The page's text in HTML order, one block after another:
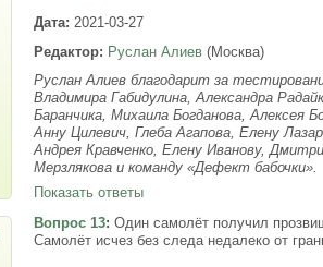
Дата: 2021-03-27
Редактор: Руслан Алиев (Москва)
Руслан Алиев благодарит за
Владимира Габидулина, Александра
Баранчика, Михаила Богданова, Алексея
Анну Цилевич, Глеба Агапова, Елену
Андрея Кравченко, Елену Иванову,
Мерзлякова и команду «Дефект бабочки».
Показать ответы
Вопрос 13: Один самолёт получил
Самолёт исчез без следа недалеко от